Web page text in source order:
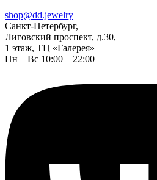
shop@dd.jewelry
Санкт-Петербург,
Лиговский проспект, д.30,
1 этаж, ТЦ «Галерея»
Пн—Вс 10:00 – 22:00